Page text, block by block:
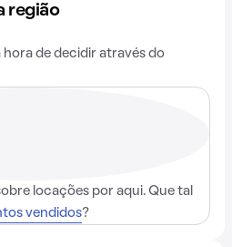
região
hora de decidir através do
locações por aqui. Que tal
vendidos?